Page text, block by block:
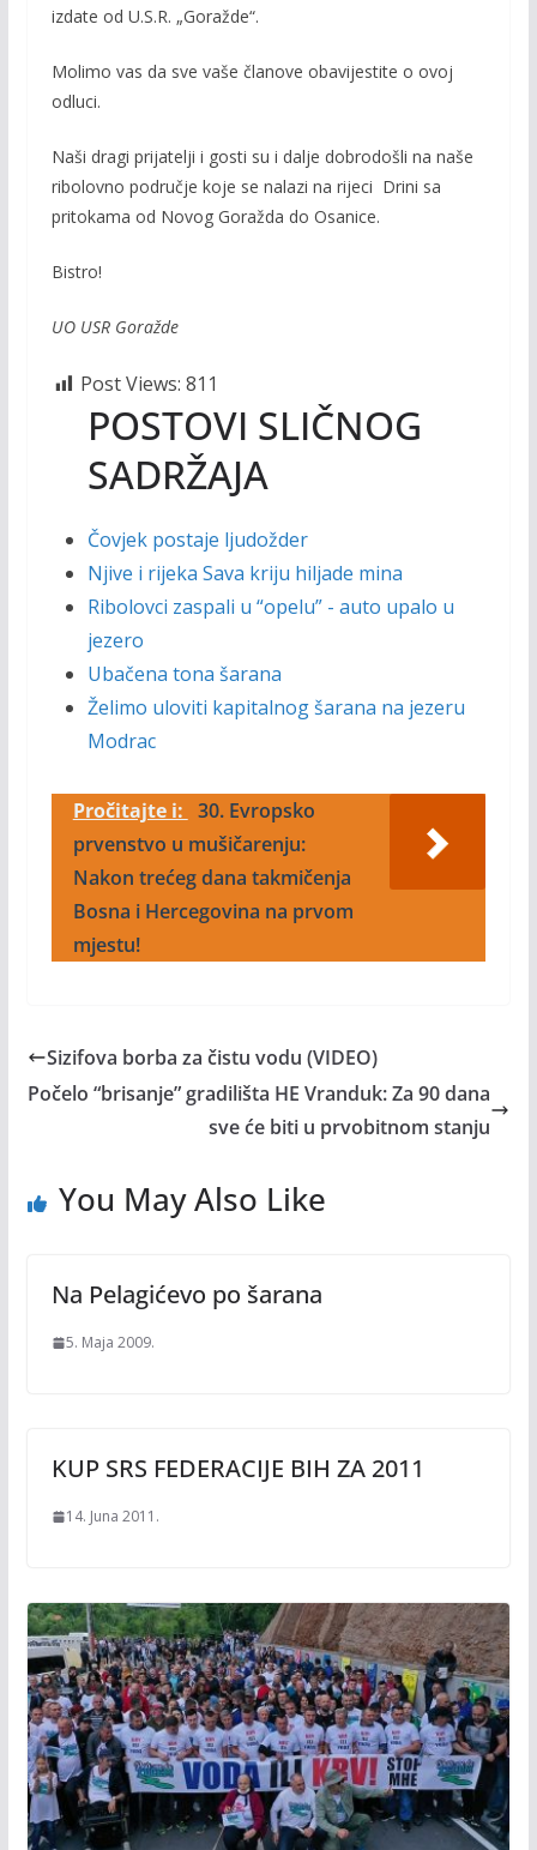
izdate od U.S.R. „Goražde“.
Molimo vas da sve vaše članove obavijestite o ovoj
odluci.
Naši dragi prijatelji i gosti su i dalje dobrodošli na naše
ribolovno područje koje se nalazi na rijeci Drini sa
pritokama od Novog Goražda do Osanice.
Bistro!
UO USR Goražde
Post Views: 811
POSTOVI SLIČNOG
SADRŽAJA
Čovjek postaje ljudožder
Njive i rijeka Sava kriju hiljade mina
Ribolovci zaspali u “opelu” - auto upalo u
jezero
Ubačena tona šarana
Želimo uloviti kapitalnog šarana na jezeru
Modrac
Pročitajte i: 30. Evropsko
prvenstvo u mušičarenju:
Nakon trećeg dana takmičenja
Bosna i Hercegovina na prvom
mjestu!
Sizifova borba za čistu vodu (VIDEO)
Počelo “brisanje” gradilišta HE Vranduk: Za 90 dana
sve će biti u prvobitnom stanju
You May Also Like
Na Pelagićevo po šarana
5. Maja 2009.
KUP SRS FEDERACIJE BIH ZA 2011
14. Juna 2011.